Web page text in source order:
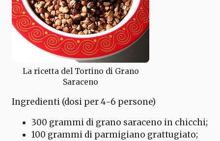
La ricetta del Tortino di Grano
Saraceno
Ingredienti (dosi per 4-6 persone)
300 grammi di grano saraceno in chicchi;
100 grammi di parmigiano grattugiato;